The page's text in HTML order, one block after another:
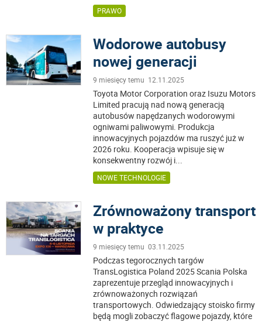
PRAWO
Wodorowe autobusy
nowej generacji
9 miesięcy temu 12.11.2025
Toyota Motor Corporation oraz Isuzu Motors
Limited pracują nad nową generacją
autobusów napędzanych wodorowymi
ogniwami paliwowymi. Produkcja
innowacyjnych pojazdów ma ruszyć już w
2026 roku. Kooperacja wpisuje się w
konsekwentny rozwój i...
NOWE TECHNOLOGIE
Zrównoważony transport
w praktyce
9 miesięcy temu 03.11.2025
Podczas tegorocznych targów
TransLogistica Poland 2025 Scania Polska
zaprezentuje przegląd innowacyjnych i
zrównoważonych rozwiązań
transportowych. Odwiedzający stoisko firmy
będą mogli zobaczyć flagowe pojazdy, które